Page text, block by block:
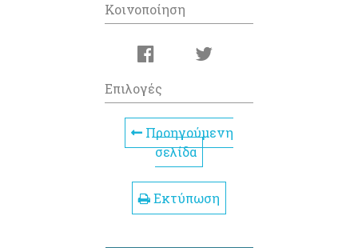
Κοινοποίηση
Επιλογές
Προηγούμενη
σελίδα
Εκτύπωση